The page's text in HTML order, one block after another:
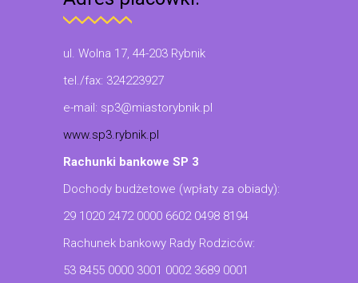
ul. Wolna 17, 44-203 Rybnik
tel./fax: 324223927
e-mail: sp3@miastorybnik.pl
www.sp3.rybnik.pl
Rachunki bankowe SP 3
Dochody budżetowe (wpłaty za obiady):
29 1020 2472 0000 6602 0498 8194
Rachunek bankowy Rady Rodziców:
53 8455 0000 3001 0002 3689 0001